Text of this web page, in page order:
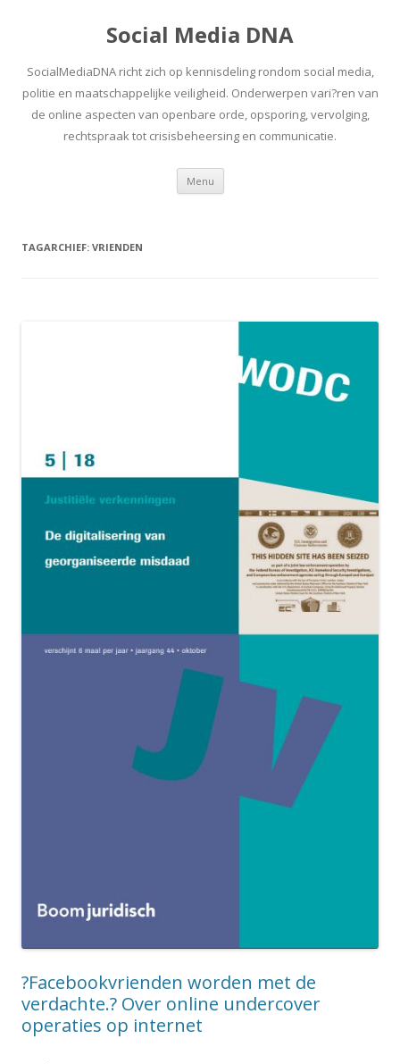
Social Media DNA
SocialMediaDNA richt zich op kennisdeling rondom social media,
politie en maatschappelijke veiligheid. Onderwerpen vari?ren van
de online aspecten van openbare orde, opsporing, vervolging,
rechtspraak tot crisisbeheersing en communicatie.
Menu Spring
inhoud
TAGARCHIEF: VRIENDEN
?Facebookvrienden worden met de
verdachte.? Over online undercover
operaties op internet